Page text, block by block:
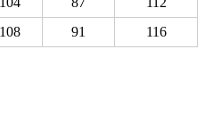
108 91 116